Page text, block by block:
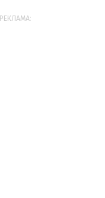
РЕКЛАМА: